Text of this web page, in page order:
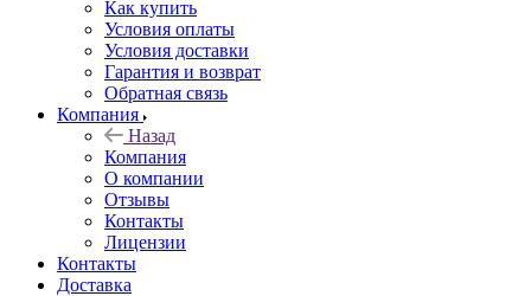
Как купить
Условия оплаты
Условия доставки
Гарантия и возврат
Обратная связь
Компания
Назад
Компания
О компании
Отзывы
Контакты
Лицензии
Контакты
Доставка